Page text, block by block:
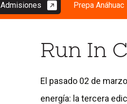
Admisiones Prepa Anáhuac
Run In
El pasado 02 de
energía: la tercera